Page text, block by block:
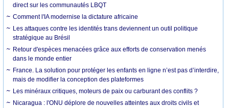
direct sur les communautés LBQT
Comment l'IA modernise la dictature africaine
Les attaques contre les identités trans deviennent un outil politique
stratégique au Brésil
Retour d'espèces menacées grâce aux efforts de conservation menés
dans le monde entier
France. La solution pour protéger les enfants en ligne n’est pas d’interdire,
mais de modifier la conception des plateformes
Les minéraux critiques, moteurs de paix ou carburant des conflits ?
Nicaragua : l'ONU déplore de nouvelles atteintes aux droits civils et